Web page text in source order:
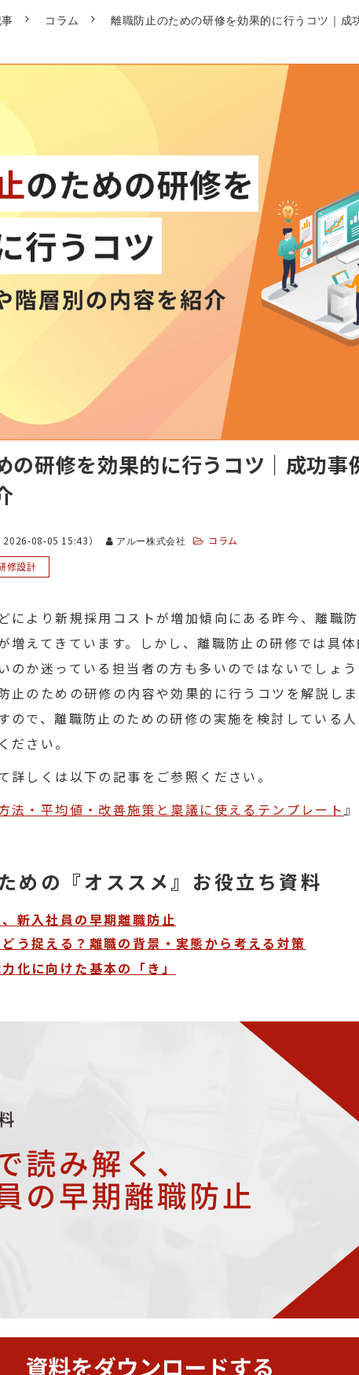
コラム 離職防止のための研修を効果的に行うコツ｜成
の研修を効果的に行うコツ｜成功事
2026-08-05 15:43） アルー株式会社
コラム
修設計
により新規採用コストが増加傾向にある昨今、離職
増えてきています。しかし、離職防止の研修では具体
のか迷っている担当者の方も多いのではないでしょう
止のための研修の内容や効果的に行うコツを解説し
ので、離職防止のための研修の実施を検討している
ださい。
詳しくは以下の記事をご参照ください。
法・平均値・改善施策と稟議に使えるテンプレート』
めの『オススメ』お役立ち資料
新入社員の早期離職防止
う捉える？離職の背景・実態から考える対策
化に向けた基本の「き」